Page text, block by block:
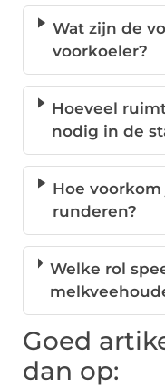
Wat zijn de
voorkoeler?
Hoeveel
nodig in de
Hoe
runderen?
Welke rol
Goed
dan op: